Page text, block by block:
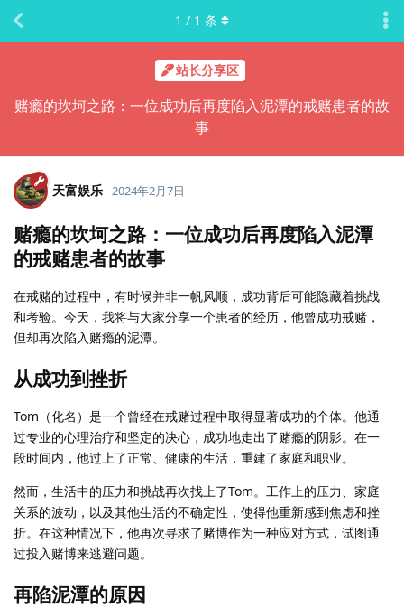
站长分享区
赌瘾的坎坷之路：一位成功后再度陷入泥潭的戒赌患者的故
事
1 / 1 条
天富娱乐 2024年2月7日
赌瘾的坎坷之路：一位成功后再度陷入泥潭
的戒赌患者的故事
在戒赌的过程中，有时候并非一帆风顺，成功背后可能隐藏着挑战
和考验。今天，我将与大家分享一个患者的经历，他曾成功戒赌，
但却再次陷入赌瘾的泥潭。
从成功到挫折
Tom（化名）是一个曾经在戒赌过程中取得显著成功的个体。他通
过专业的心理治疗和坚定的决心，成功地走出了赌瘾的阴影。在一
段时间内，他过上了正常、健康的生活，重建了家庭和职业。
然而，生活中的压力和挑战再次找上了Tom。工作上的压力、家庭
关系的波动，以及其他生活的不确定性，使得他重新感到焦虑和挫
折。在这种情况下，他再次寻求了赌博作为一种应对方式，试图通
过投入赌博来逃避问题。
再陷泥潭的原因